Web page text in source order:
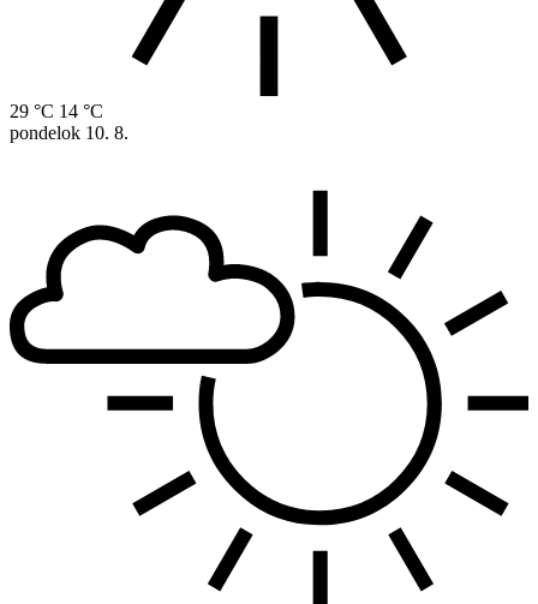
29 °C 14 °C
pondelok 10. 8.